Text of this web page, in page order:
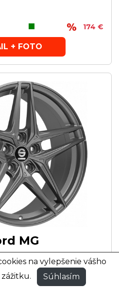
174 €
+ FOTO
MG
na vylepšenie vášho
Súhlasím